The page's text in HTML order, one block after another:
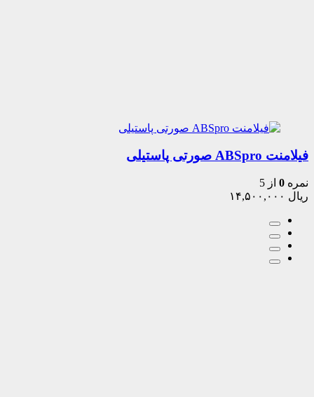
فیلامنت ABSpro صورتی پاستیلی
نمره 0 از 5
ریال